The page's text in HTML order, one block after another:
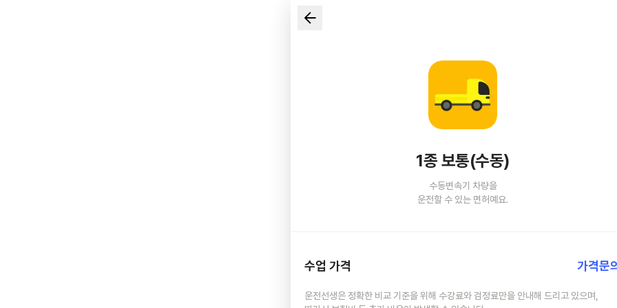
1종 보통(수동)
수동변속기 차량을
운전할 수 있는 면허예요.
수업 가격 가격문
운전선생은 정확한 비교 기준을 위해 수강료와 검정료만을 안내해 드리고 있으며,